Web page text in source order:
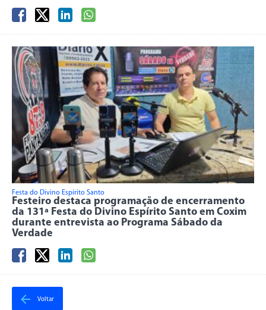
Festa do Divino Espírito Santo
Festeiro destaca programação de encerramento
da 131ª Festa do Divino Espírito Santo em Coxim
durante entrevista ao Programa Sábado da
Verdade
Voltar